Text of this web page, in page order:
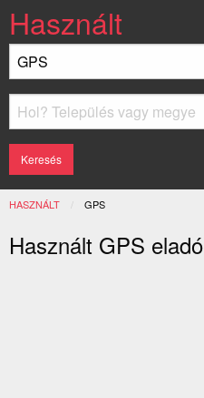
Használt
HASZNÁLT JELENLEGI:
GPS
Használt GPS eladó